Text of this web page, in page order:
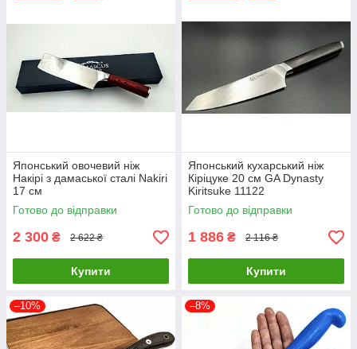
Японський овочевий ніж
Накірі з дамаської сталі Nakiri
17 см
Готово до відправки
2 300 ₴ 2 622 ₴
Купити
Японський кухарський ніж
Кіріцуке 20 см GA Dynasty
Kiritsuke 11122
Готово до відправки
1 886 ₴ 2 116 ₴
Купити
–10% –8%